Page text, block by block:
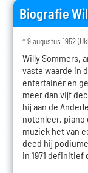
Biografie
* 9 augustus 1952
Willy Sommers,
vaste waarde in
entertainer en
meer dan vijf
hij aan de
notenleer, piano
muziek het van
deed hij
in 1971 definitief